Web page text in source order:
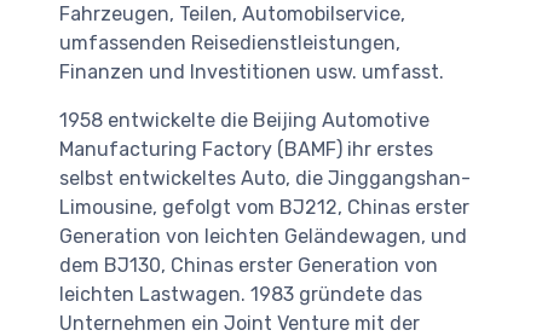
Fahrzeugen, Teilen, Automobilservice,
umfassenden Reisedienstleistungen,
Finanzen und Investitionen usw. umfasst.
1958 entwickelte die Beijing Automotive
Manufacturing Factory (BAMF) ihr erstes
selbst entwickeltes Auto, die Jinggangshan-
Limousine, gefolgt vom BJ212, Chinas erster
Generation von leichten Geländewagen, und
dem BJ130, Chinas erster Generation von
leichten Lastwagen. 1983 gründete das
Unternehmen ein Joint Venture mit der